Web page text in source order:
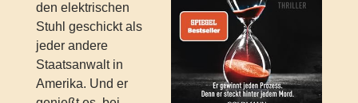
den elektrischen
Stuhl geschickt als
jeder andere
Staatsanwalt in
Amerika. Und er